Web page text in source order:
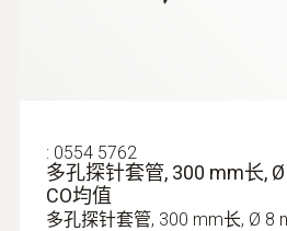
: 0554 5762
多孔探针套管, 300 mm长,
CO均值
多孔探针套管, 300 mm长, Ø 8